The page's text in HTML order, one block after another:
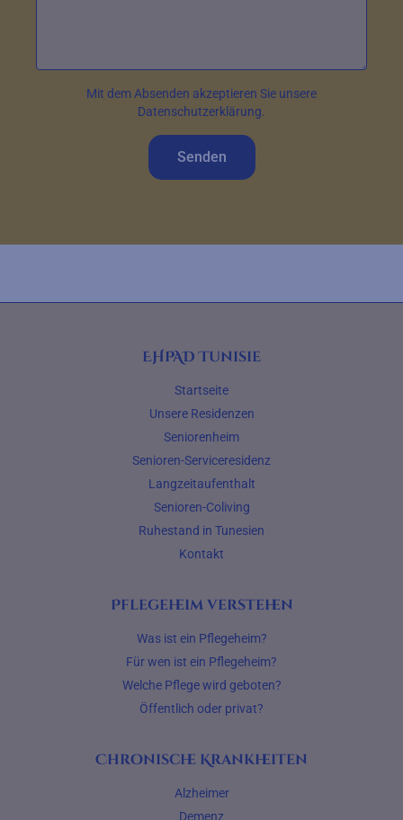
Mit dem Absenden akzeptieren Sie unsere
Datenschutzerklärung.
Senden
EHPAD Tunisie
Startseite
Unsere Residenzen
Seniorenheim
Senioren-Serviceresidenz
Langzeitaufenthalt
Senioren-Coliving
Ruhestand in Tunesien
Kontakt
Pflegeheim verstehen
Was ist ein Pflegeheim?
Für wen ist ein Pflegeheim?
Welche Pflege wird geboten?
Öffentlich oder privat?
Chronische Krankheiten
Alzheimer
Demenz